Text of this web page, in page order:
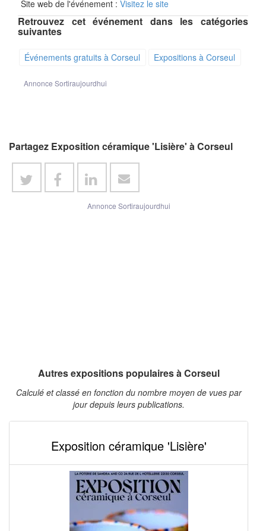
Site web de l'événement : Visitez le site
Retrouvez cet événement dans les catégories
suivantes
Événements gratuits à Corseul Expositions à Corseul
Annonce Sortiraujourdhui
Partagez Exposition céramique 'Lisière' à Corseul
Annonce Sortiraujourdhui
Autres expositions populaires à Corseul
Calculé et classé en fonction du nombre moyen de vues par
jour depuis leurs publications.
Exposition céramique 'Lisière'